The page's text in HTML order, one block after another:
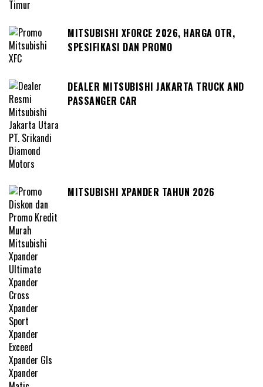
MITSUBISHI XFORCE 2026, HARGA OTR,
SPESIFIKASI DAN PROMO
DEALER MITSUBISHI JAKARTA TRUCK AND
PASSANGER CAR
MITSUBISHI XPANDER TAHUN 2026